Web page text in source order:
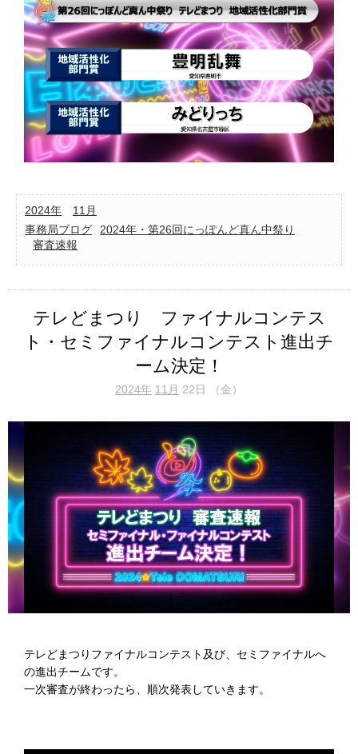
2024年
11月
事務局ブログ
2024年・第26回にっぽんど真ん中祭り
審査速報
テレどまつり ファイナルコンテス
ト・セミファイナルコンテスト進出チ
ーム決定！
2024年 11月 22日 （金）
テレどまつりファイナルコンテスト及び、セミファイナルへ
の進出チームです。
一次審査が終わったら、順次発表していきます。